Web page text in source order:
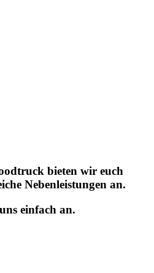
bieten wir euch
Nebenleistungen an.
einfach an.